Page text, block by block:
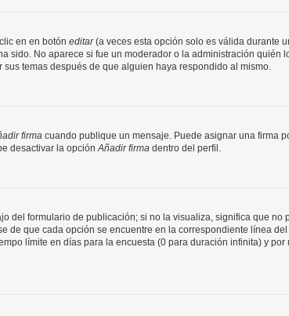
en en botón editar(a veces esta opción solo es válida durante
sido. No aparece si fue un moderador o la administración quién
temas después de que alguien haya respondido al mismo.
firma cuando publique un mensaje. Puede asignar una firma
desactivar la opciónAñadir firma dentro del perfil.
del formulario de publicación; si no la visualiza, significa que no
de que cada opción se encuentre en la correspondiente línea
límite en días para la encuesta (0 para duración infinita) y por